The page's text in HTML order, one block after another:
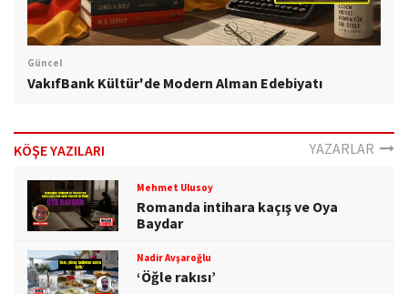
Güncel
VakıfBank Kültür'de Modern Alman Edebiyatı
KÖŞE YAZILARI YAZARLAR
Mehmet Ulusoy
Romanda intihara kaçış ve Oya
Baydar
Nadir Avşaroğlu
‘Öğle rakısı’